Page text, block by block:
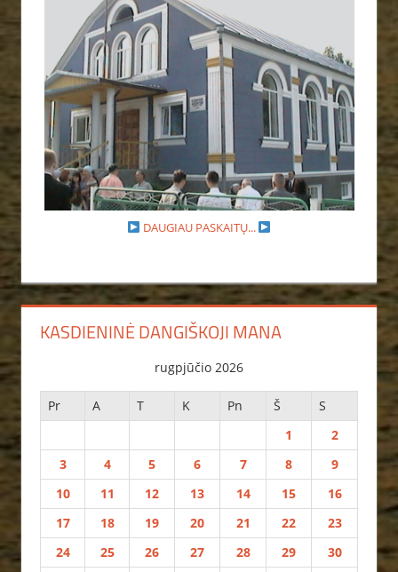
DAUGIAU PASKAITŲ...
KASDIENINĖ DANGIŠKOJI MANA
rugpjūčio 2026
Pr A T K Pn Š
S
1
2
3
4 5 6 7 8
9
10
11 12 13 14 15
16
17
18 19 20 21 22
23
24
25 26 27 28 29
30